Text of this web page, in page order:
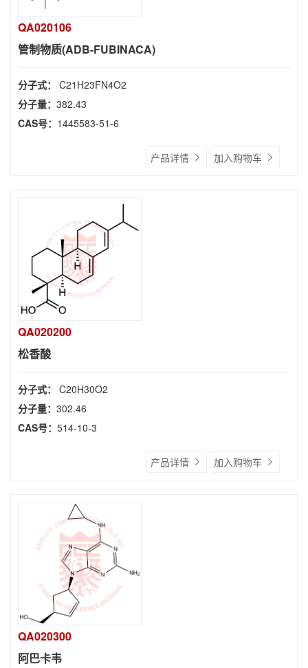
QA020106
管制物质(ADB-FUBINACA)
分子式： C21H23FN4O2
分子量： 382.43
CAS号： 1445583-51-6
产品详情 加入购物车
QA020200
松香酸
分子式： C20H30O2
分子量： 302.46
CAS号： 514-10-3
产品详情 加入购物车
QA020300
阿巴卡韦